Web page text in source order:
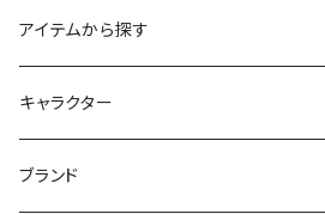
アイテムから探す
九谷焼
マグ＆カップ
キャラクター
ムーミン
ブランド